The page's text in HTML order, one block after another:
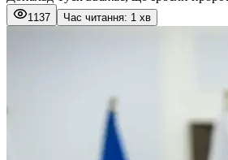
1137 Час читання: 1 хв